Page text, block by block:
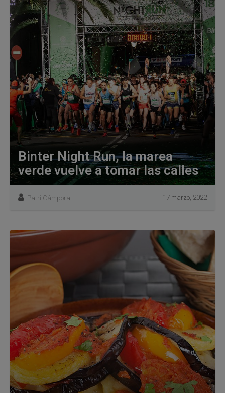
Binter Night Run, la marea
verde vuelve a tomar las calles
Patri Cámpora 17 marzo, 2022